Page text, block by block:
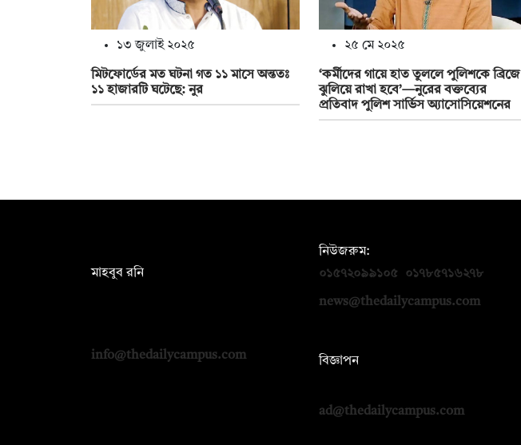
১৩ জুলাই ২০২৫
মিটফোর্ডের মত ঘটনা গত ১১ মাসে অন্ততঃ
১১ হাজারটি ঘটেছে: নুর
২৫ মে ২০২৫
‘কর্মীদের গায়ে হাত তুললে পুলিশকে ব্রিজে
ঝুলিয়ে রাখা হবে’—নুরের বক্তব্যের
প্রতিবাদ পুলিশ সার্ভিস অ্যাসোসিয়েশনের
মাহবুব রনি
info@thedailycampus.com
নিউজরুম:
০১৫৭২০৯৯১০৫
০১৭৮৫৭১৬২৭৮
news@thedailycampus.com
বিজ্ঞাপন
ad@thedailycampus.com